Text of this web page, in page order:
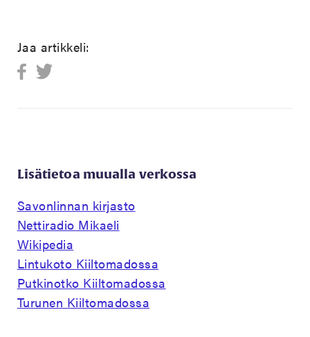
Jaa artikkeli:
Lisätietoa muualla verkossa
Savonlinnan kirjasto
Nettiradio Mikaeli
Wikipedia
Lintukoto Kiiltomadossa
Putkinotko Kiiltomadossa
Turunen Kiiltomadossa